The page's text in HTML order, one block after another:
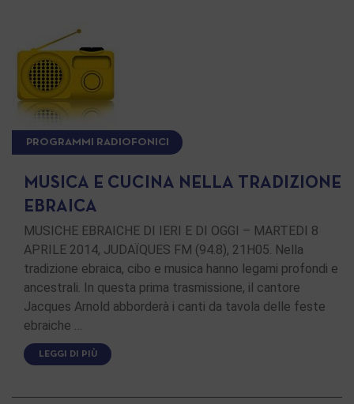
PROGRAMMI RADIOFONICI
MUSICA E CUCINA NELLA TRADIZIONE
EBRAICA
MUSICHE EBRAICHE DI IERI E DI OGGI – MARTEDI 8
APRILE 2014, JUDAÏQUES FM (94.8), 21H05. Nella
tradizione ebraica, cibo e musica hanno legami profondi e
ancestrali. In questa prima trasmissione, il cantore
Jacques Arnold abborderà i canti da tavola delle feste
ebraiche …
LEGGI DI PIÙ